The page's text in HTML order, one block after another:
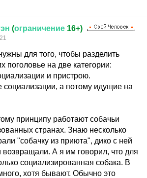
(ограничение 16+)
для того, чтобы разделить
поголовье на две категории:
и пристрою.
а потому идущие на
принципу работают собачьи
странах. Знаю несколько
"собачку из приюта", дико с ней
возвращали. А я им говорил, что для
социализированная собака. В
хотя бывают. Обычно это